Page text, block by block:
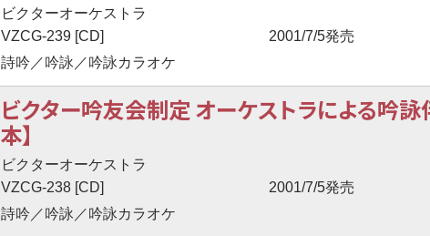
ビクターオーケストラ
VZCG-239 [CD]
2001/7/5発売
詩吟／吟詠／吟詠カラオケ
ビクター吟友会制定 オーケストラによる吟詠伴
本】
ビクターオーケストラ
VZCG-238 [CD]
2001/7/5発売
詩吟／吟詠／吟詠カラオケ